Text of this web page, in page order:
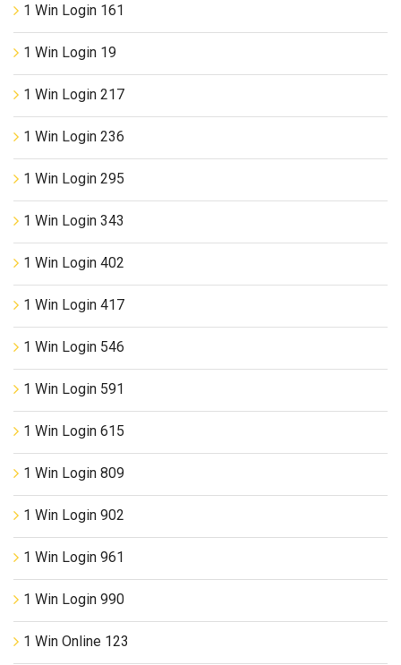
1 Win Login 161
1 Win Login 19
1 Win Login 217
1 Win Login 236
1 Win Login 295
1 Win Login 343
1 Win Login 402
1 Win Login 417
1 Win Login 546
1 Win Login 591
1 Win Login 615
1 Win Login 809
1 Win Login 902
1 Win Login 961
1 Win Login 990
1 Win Online 123